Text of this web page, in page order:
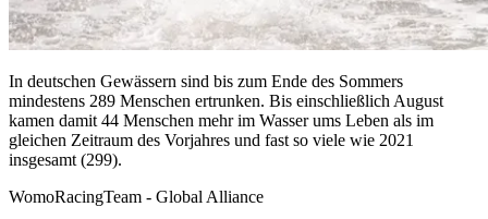
In deutschen Gewässern sind bis zum Ende des Sommers
mindestens 289 Menschen ertrunken. Bis einschließlich August
kamen damit 44 Menschen mehr im Wasser ums Leben als im
gleichen Zeitraum des Vorjahres und fast so viele wie 2021
insgesamt (299).
WomoRacingTeam - Global Alliance